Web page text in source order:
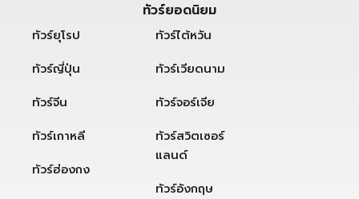
ทัวร์ยอดนิยม
ทัวร์ยุโรป
ทัวร์ญี่ปุ่น
ทัวร์จีน
ทัวร์เกาหลี
ทัวร์ฮ่องกง
ทัวร์ไต้หวัน
ทัวร์เวียดนาม
ทัวร์จอร์เจีย
ทัวร์สวิตเซอร์
แลนด์
ทัวร์อังกฤษ